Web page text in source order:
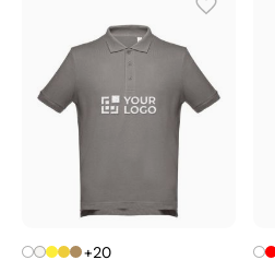
+20